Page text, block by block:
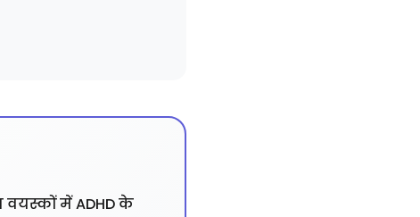
वयस्कों में ADHD के